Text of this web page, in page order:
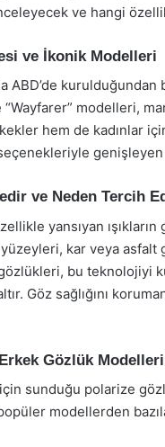
ve hangi
ve İkonik Modelleri
ABD’de
“Wayfarer” modelleri,
hem de kadınlar
ve Neden Tercih
yansıyan
kar veya asfalt
bu teknolojiyi
Göz sağlığını
Gözlük Modelleri
için sunduğu polarize
modellerden